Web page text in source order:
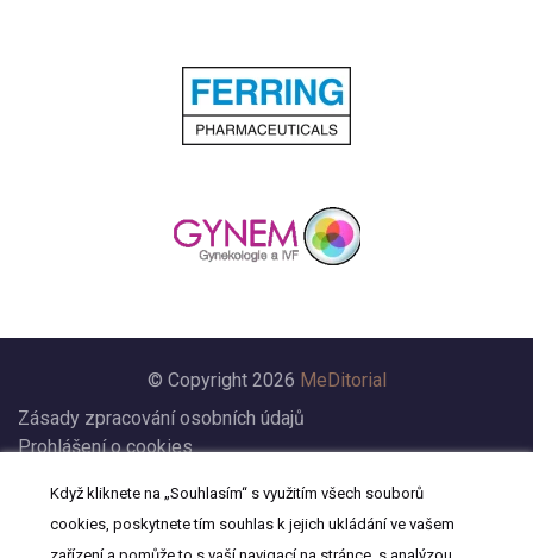
© Copyright 2026 MeDitorial
Zásady zpracování osobních údajů
Prohlášení o cookies
Prohlášení
Kontakt
Když kliknete na „Souhlasím“ s využitím všech souborů
cookies, poskytnete tím souhlas k jejich ukládání ve vašem